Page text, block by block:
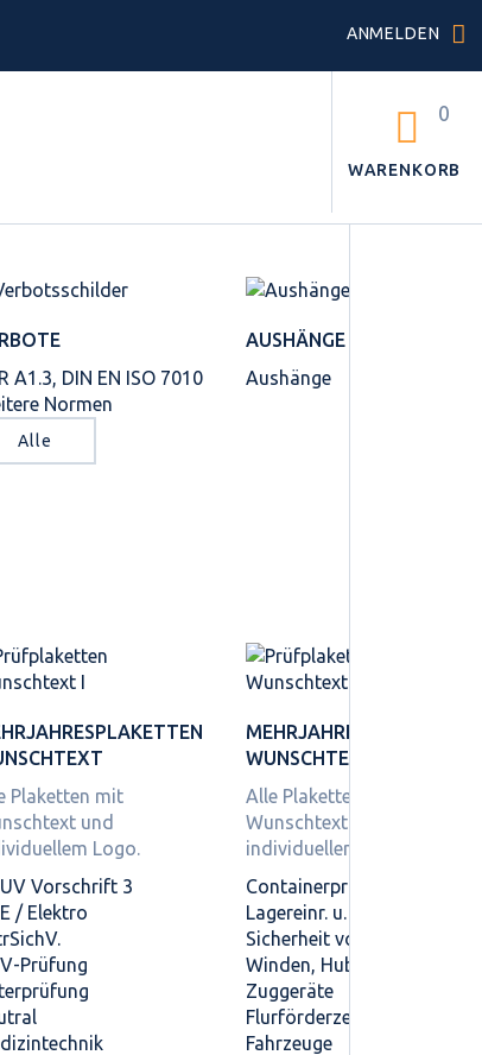
ANMELDEN
WARENKORB
0
A1.3, DIN EN ISO 7010
Normen
Alle
AUSHÄNGE
Aushänge
Plaketten mit
und
Logo.
Vorschrift 3
/ Elektro
Prüfung
MEHRJAHRES­PLAKETTEN
WUNSCHTEXT
Alle Plaketten mit
Wunschtext und
individuellem Logo.
Containerprüfung
Lagereinr. u. -geräte
Sicherheit von Regalen
Winden, Hub- und
Zuggeräte
Flurförderzeuge
Fahrzeuge